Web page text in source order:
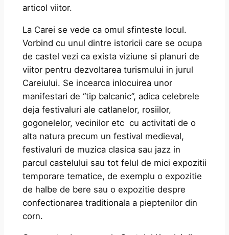
articol viitor.
La Carei se vede ca omul sfinteste locul.
Vorbind cu unul dintre istoricii care se ocupa
de castel vezi ca exista viziune si planuri de
viitor pentru dezvoltarea turismului in jurul
Careiului. Se incearca inlocuirea unor
manifestari de “tip balcanic”, adica celebrele
deja festivaluri ale catlanelor, rosiilor,
gogonelelor, vecinilor etc cu activitati de o
alta natura precum un festival medieval,
festivaluri de muzica clasica sau jazz in
parcul castelului sau tot felul de mici expozitii
temporare tematice, de exemplu o expozitie
de halbe de bere sau o expozitie despre
confectionarea traditionala a pieptenilor din
corn.